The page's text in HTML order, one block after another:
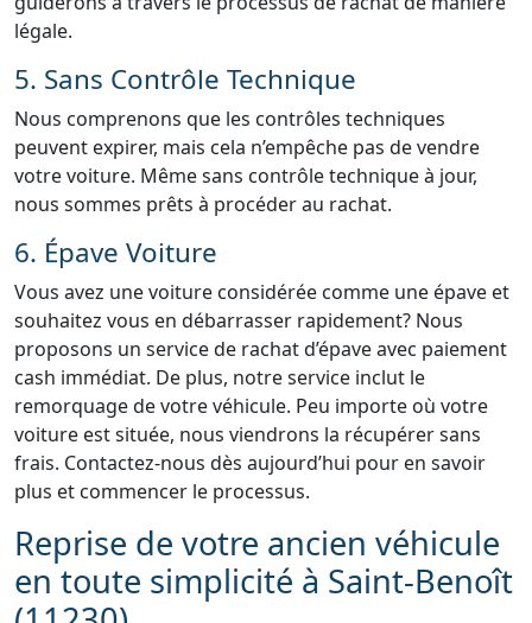
légale.
5. Sans Contrôle Technique
Nous comprenons que les contrôles techniques
peuvent expirer, mais cela n’empêche pas de vendre
votre voiture. Même sans contrôle technique à jour,
nous sommes prêts à procéder au rachat.
6. Épave Voiture
Vous avez une voiture considérée comme une épave et
souhaitez vous en débarrasser rapidement? Nous
proposons un service de rachat d’épave avec paiement
cash immédiat. De plus, notre service inclut le
remorquage de votre véhicule. Peu importe où votre
voiture est située, nous viendrons la récupérer sans
frais. Contactez-nous dès aujourd’hui pour en savoir
plus et commencer le processus.
Reprise de votre ancien véhicule
en toute simplicité à Saint-Benoît